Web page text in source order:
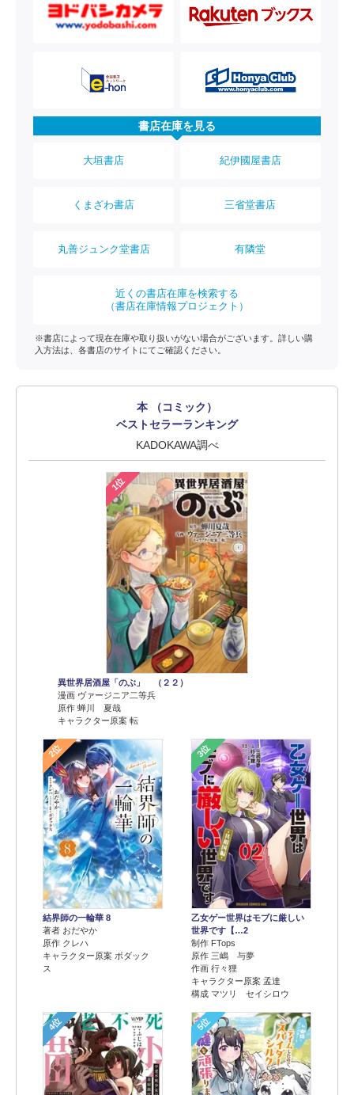
書店在庫を見る
大垣書店 紀伊國屋書店
くまざわ書店 三省堂書店
丸善ジュンク堂書店 有隣堂
近くの書店在庫を検索する
（書店在庫情報プロジェクト）
※書店によって現在在庫や取り扱いがない場合がございます。詳しい購
入方法は、各書店のサイトにてご確認ください。
本 （コミック）
ベストセラーランキング
KADOKAWA調べ
1位
異世界居酒屋「のぶ」 （２２）
漫画 ヴァージニア二等兵
原作 蝉川 夏哉
キャラクター原案 転
2位
結界師の一輪華 8
著者 おだやか
原作 クレハ
キャラクター原案 ボダック
ス
3位
乙女ゲー世界はモブに厳しい
世界です【…2
制作 FTops
原作 三嶋 与夢
作画 行々狸
キャラクター原案 孟達
構成 マツリ セイシロウ
4位 5位